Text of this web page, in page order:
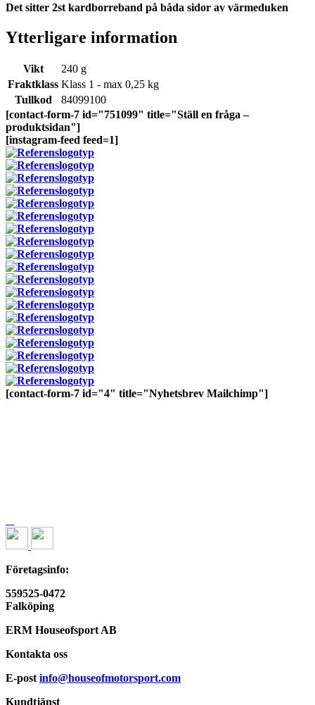
Det sitter 2st kardborreband på båda sidor av värmeduken
Ytterligare information
Vikt
240 g
Fraktklass Klass 1 - max 0,25 kg
Tullkod
84099100
[contact-form-7 id="751099" title="Ställ en fråga –
produktsidan"]
[instagram-feed feed=1]
[contact-form-7 id="4" title="Nyhetsbrev Mailchimp"]
Företagsinfo:
559525-0472
Falköping
ERM Houseofsport AB
Kontakta oss
E-post info@houseofmotorsport.com
Kundtjänst